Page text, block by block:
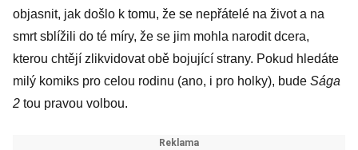
objasnit, jak došlo k tomu, že se nepřátelé na život a na
smrt sblížili do té míry, že se jim mohla narodit dcera,
kterou chtějí zlikvidovat obě bojující strany. Pokud hledáte
milý komiks pro celou rodinu (ano, i pro holky), bude Sága
2 tou pravou volbou.